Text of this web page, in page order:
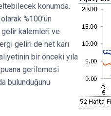
konumda.
%100’ün
kalemleri ve
geliri de net karı
bir önceki yıla
gerilemesi
bulunduğunu